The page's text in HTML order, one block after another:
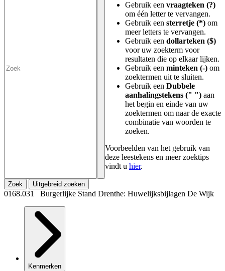
Gebruik een vraagteken (?)
om één letter te vervangen.
Gebruik een sterretje (*) om
meer letters te vervangen.
Gebruik een dollarteken ($)
voor uw zoekterm voor
resultaten die op elkaar lijken.
Gebruik een minteken (-) om
zoektermen uit te sluiten.
Gebruik een Dubbele
aanhalingstekens (" ") aan
het begin en einde van uw
zoektermen om naar de exacte
combinatie van woorden te
zoeken.
Voorbeelden van het gebruik van
deze leestekens en meer zoektips
vindt u hier.
Zoek Uitgebreid zoeken
0168.031 Burgerlijke Stand Drenthe: Huwelijksbijlagen De Wijk
Kenmerken